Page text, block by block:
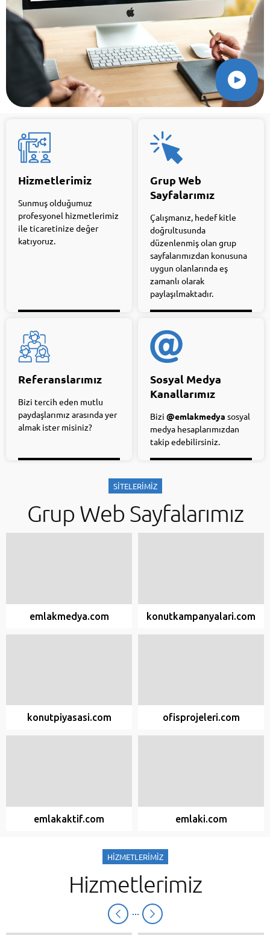
Hizmetlerimiz
Sunmuş olduğumuz
profesyonel hizmetlerimiz
ile ticaretinize değer
katıyoruz.
Grup Web
Sayfalarımız
Çalışmanız, hedef kitle
doğrultusunda
düzenlenmiş olan grup
sayfalarımızdan konusuna
uygun olanlarında eş
zamanlı olarak
paylaşılmaktadır.
Referanslarımız
Bizi tercih eden mutlu
paydaşlarımız arasında yer
almak ister misiniz?
Sosyal Medya
Kanallarımız
Bizi @emlakmedya sosyal
medya hesaplarımızdan
takip edebilirsiniz.
SİTELERİMİZ
Grup Web Sayfalarımız
emlakmedya.com konutkampanyalari.com
konutpiyasasi.com ofisprojeleri.com
emlakaktif.com emlaki.com
HİZMETLERİMİZ
Hizmetlerimiz